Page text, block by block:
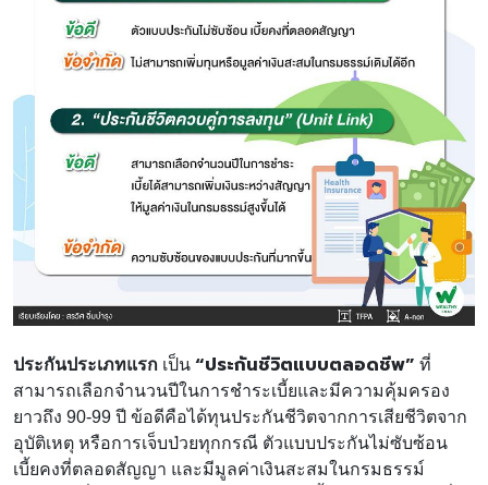
ประกันประเภทแรก เป็น “ประกันชีวิตแบบตลอดชีพ” ที่
สามารถเลือกจำนวนปีในการชำระเบี้ยและมีความคุ้มครอง
ยาวถึง 90-99 ปี ข้อดีคือได้ทุนประกันชีวิตจากการเสียชีวิตจาก
อุบัติเหตุ หรือการเจ็บป่วยทุกกรณี ตัวแบบประกันไม่ซับซ้อน
เบี้ยคงที่ตลอดสัญญา และมีมูลค่าเงินสะสมในกรมธรรม์